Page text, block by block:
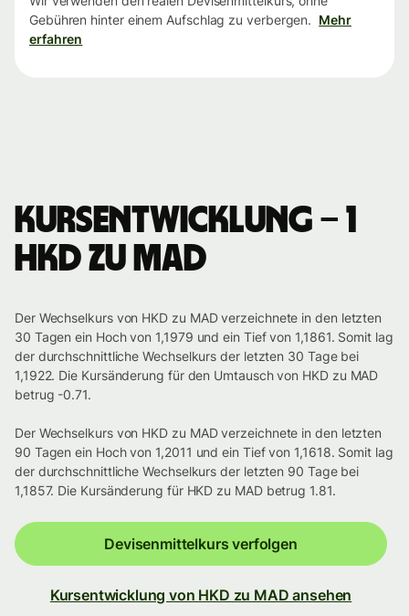
Gebühren hinter einem Aufschlag zu verbergen. Mehr
erfahren
Kursentwicklung – 1
HKD zu MAD
Der Wechselkurs von HKD zu MAD verzeichnete in den letzten
30 Tagen ein Hoch von 1,1979 und ein Tief von 1,1861. Somit lag
der durchschnittliche Wechselkurs der letzten 30 Tage bei
1,1922. Die Kursänderung für den Umtausch von HKD zu MAD
betrug -0.71.
Der Wechselkurs von HKD zu MAD verzeichnete in den letzten
90 Tagen ein Hoch von 1,2011 und ein Tief von 1,1618. Somit lag
der durchschnittliche Wechselkurs der letzten 90 Tage bei
1,1857. Die Kursänderung für HKD zu MAD betrug 1.81.
Devisenmittelkurs verfolgen
Kursentwicklung von HKD zu MAD ansehen